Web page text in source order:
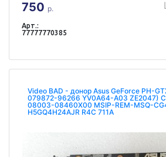
750 р.
Арт.:
77777770385
Video BAD - донор Asus GeForce PH-
079872-96266 YV0A64-A03 ZE2047)
08003-08460X00 MSIP-REM-MSQ-
H5GQ4H24AJR R4C 711A